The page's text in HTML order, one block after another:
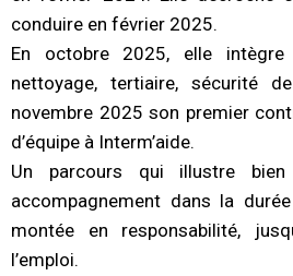
conduire en février 2025.
En octobre 2025, elle
nettoyage, tertiaire, sécurité
novembre 2025 son premier
d’équipe à Interm’aide.
Un parcours qui illustre
accompagnement dans la
montée en responsabilité,
l’emploi.